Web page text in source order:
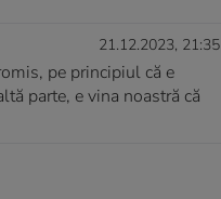
21.12.2023, 21:35
pe principiul că e
parte, e vina noastră că